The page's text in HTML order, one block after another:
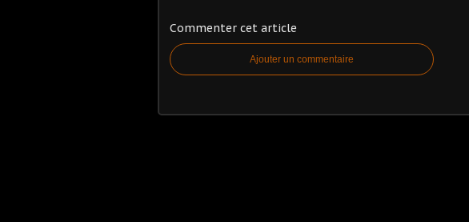
Commenter cet article
Ajouter un commentaire